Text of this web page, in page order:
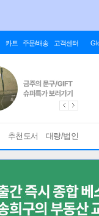
카트 주문/배송 고객센터
추천도서 대량/법인